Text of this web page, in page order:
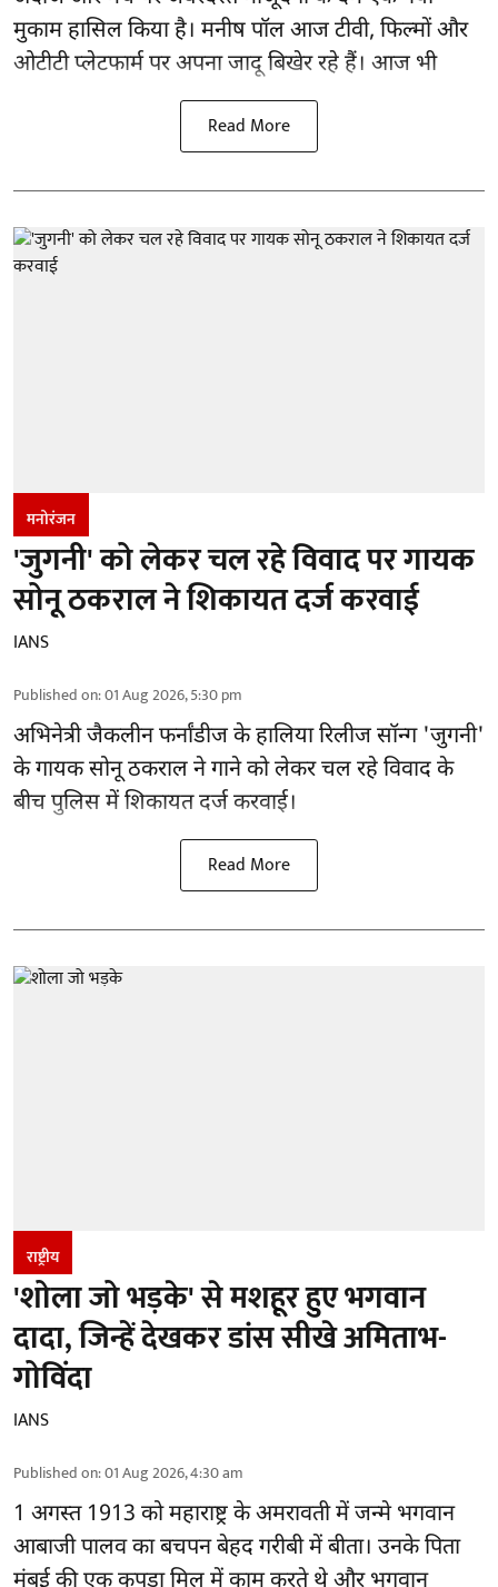
मुकाम हासिल किया है। मनीष पॉल आज टीवी, फिल्मों और
ओटीटी प्लेटफार्म पर अपना जादू बिखेर रहे हैं। आज भी
Read More
मनोरंजन
'जुगनी' को लेकर चल रहे विवाद पर गायक
सोनू ठकराल ने शिकायत दर्ज करवाई
IANS
Published on:01 Aug 2026, 5:30 pm
अभिनेत्री जैकलीन फर्नांडीज के हालिया रिलीज सॉन्ग 'जुगनी'
के गायक सोनू ठकराल ने गाने को लेकर चल रहे विवाद के
बीच पुलिस में शिकायत दर्ज करवाई।
Read More
राष्ट्रीय
'शोला जो भड़के' से मशहूर हुए भगवान
दादा, जिन्हें देखकर डांस सीखे अमिताभ-
गोविंदा
IANS
Published on:01 Aug 2026, 4:30 am
1 अगस्त 1913 को महाराष्ट्र के अमरावती में जन्मे भगवान
आबाजी पालव का बचपन बेहद गरीबी में बीता। उनके पिता